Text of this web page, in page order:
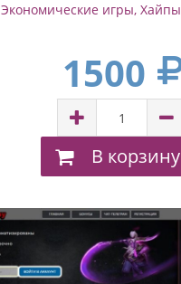
Экономические игры, Хайпы
1500
В корзину